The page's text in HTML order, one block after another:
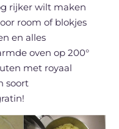
rijker wilt maken
room of blokjes
en alles
oven op 200°
met royaal
soort